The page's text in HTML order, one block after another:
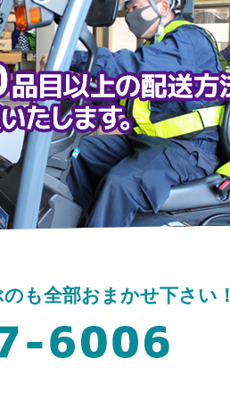
も全部おまかせ下さい！